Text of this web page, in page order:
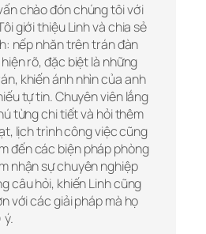
chào đón chúng tôi với
giới thiệu Linh và chia sẻ
nếp nhăn trên trán đàn
rõ, đặc biệt là những
khiến ánh nhìn của anh
tự tin. Chuyên viên lắng
từng chi tiết và hỏi thêm
lịch trình công việc cũng
đến các biện pháp phòng
nhận sự chuyên nghiệp
câu hỏi, khiến Linh cũng
với các giải pháp mà họ
ý.